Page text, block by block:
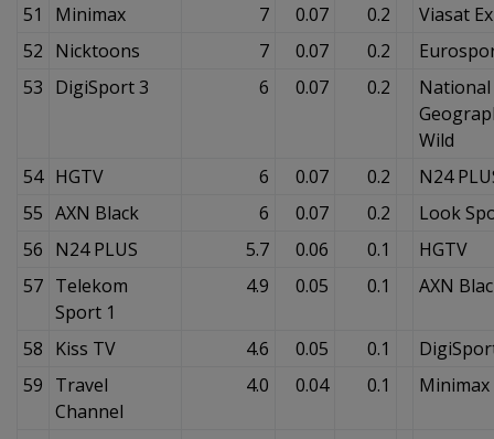
51
Minimax 7 0.07 0.2
Viasat
52 Nicktoons 7 0.07 0.2
53 DigiSport 3 6 0.07 0.2
National
Wild
54 HGTV 6 0.07 0.2
N24
55 AXN Black 6 0.07 0.2
Look
56 N24 PLUS 5.7 0.06 0.1
HGTV
57 Telekom
Sport 1
4.9 0.05 0.1 AXN
58 Kiss TV 4.6 0.05 0.1
59 Travel
Channel
4.0 0.04 0.1 Minimax